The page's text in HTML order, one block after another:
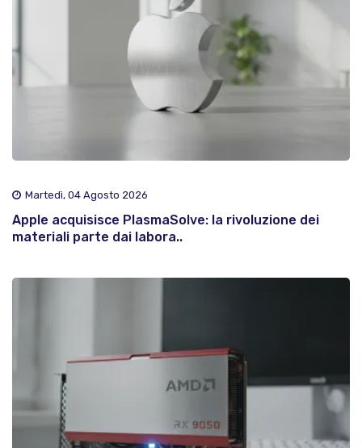
Martedì, 04 Agosto 2026
Apple acquisisce PlasmaSolve: la rivoluzione dei
materiali parte dai labora..